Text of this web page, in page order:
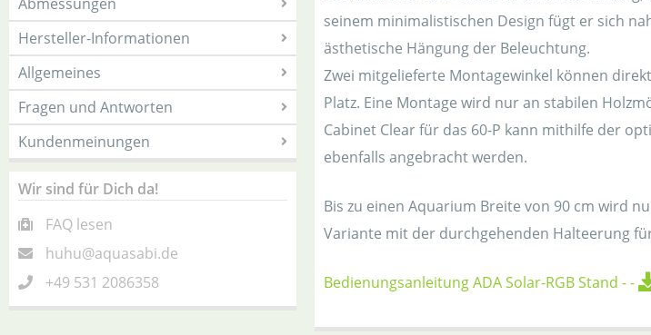
Hersteller-Informationen
Allgemeines
Fragen und Antworten
Kundenmeinungen
Wir sind für Dich da!
FAQ lesen
huhu@aquasabi.de
+49 531 2086358
seinem minimalistischen Design fügt er sich
ästhetische Hängung der Beleuchtung.
Zwei mitgelieferte Montagewinkel können
Platz. Eine Montage wird nur an stabilen
Cabinet Clear für das 60-P kann mithilfe der
ebenfalls angebracht werden.
Bis zu einen Aquarium Breite von 90 cm wird
Variante mit der durchgehenden Halteerung
Bedienungsanleitung ADA Solar-RGB Stand --